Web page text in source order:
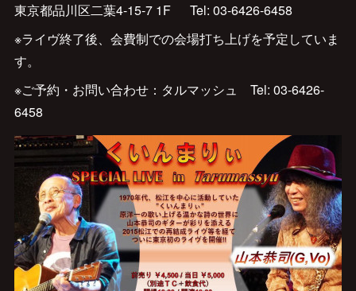
東京都品川区二葉4-15-7 1F Tel: 03-6426-6458
※ライヴ終了後、会費制での会場打ち上げを予定していま
す。
※ご予約・お問い合わせ：タルマッシュ Tel: 03-6426-
6458